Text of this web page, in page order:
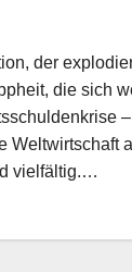
der
die sich
Weltwirtschaft
vielfältig.…